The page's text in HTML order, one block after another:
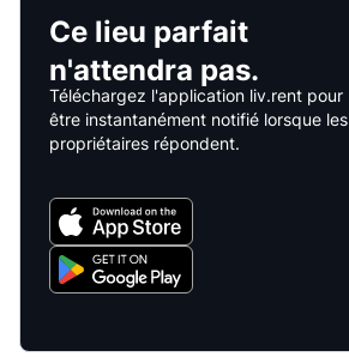
Ce lieu parfait
n'attendra pas.
Téléchargez l'application liv.rent pour
être instantanément notifié lorsque les
propriétaires répondent.